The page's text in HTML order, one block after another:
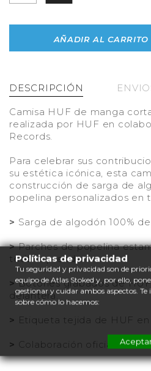
AÑADIR AL CARRITO
DESCRIPCIÓN
Camisa HUF de manga
realizada por HUF en
Records.
Para celebrar sus
su estética icónica, esta
construcción de sarga de
popelina personalizados en
> Sarga de algodón 100%
>Parches de popelina
toda la prenda.
>Botones grabados de
delantera.
> Etiqueta tejida de HUF
> Colaboración oficial con
Políticas de privacidad
Tu seguridad y privacidad son de
equipo de Atlas Stoked y, por ello,
gestionar y cuidar ambos aspectos.
sobre cómo lo hacemos: